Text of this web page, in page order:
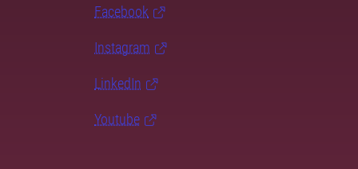
Facebook
Instagram
LinkedIn
Youtube